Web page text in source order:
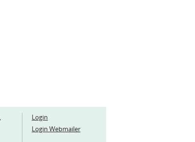
Login
Login Webmailer